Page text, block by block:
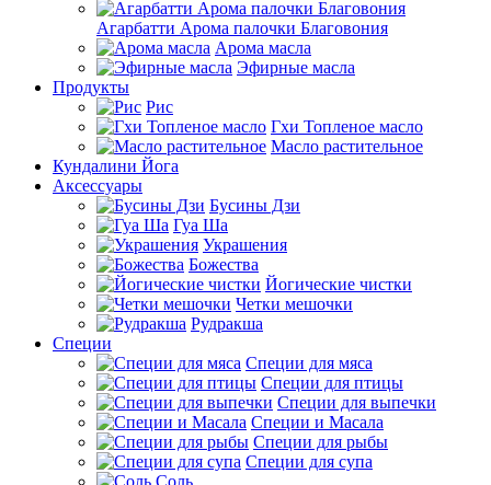
Агарбатти Арома палочки Благовония
Арома масла
Эфирные масла
Продукты
Рис
Гхи Топленое масло
Масло растительное
Кундалини Йога
Аксессуары
Бусины Дзи
Гуа Ша
Украшения
Божества
Йогические чистки
Четки мешочки
Рудракша
Специи
Специи для мяса
Специи для птицы
Специи для выпечки
Специи и Масала
Специи для рыбы
Специи для супа
Соль